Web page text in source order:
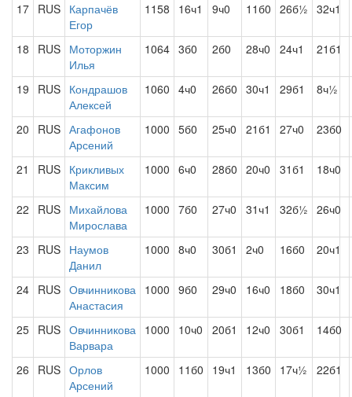
17 RUS Карпачёв
Егор
1158 16ч1 9ч0 11б0 26б½ 32ч1
18 RUS Моторжин
Илья
1064 3б0 2б0 28ч0 24ч1 21б1
19 RUS Кондрашов
Алексей
1060 4ч0 26б0 30ч1 29б1 8ч½
20 RUS Агафонов
Арсений
1000 5б0 25ч0 21б1 27ч0 23б0
21 RUS Крикливых
Максим
1000 6ч0 28б0 20ч0 31б1 18ч0
22 RUS Михайлова
Мирослава
1000 7б0 27ч0 31ч1 32б½ 26ч0
23 RUS Наумов
Данил
1000 8ч0 30б1 2ч0 16б0 20ч1
24 RUS Овчинникова
Анастасия
1000 9б0 29ч0 16ч0 18б0 30ч1
25 RUS Овчинникова
Варвара
1000 10ч0 20б1 12ч0 30б1 14б0
26 RUS Орлов
Арсений
1000 11б0 19ч1 13б0 17ч½ 22б1